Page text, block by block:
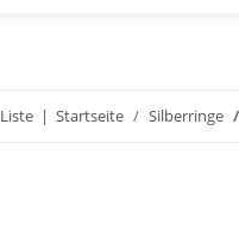
Startseite Silberringe